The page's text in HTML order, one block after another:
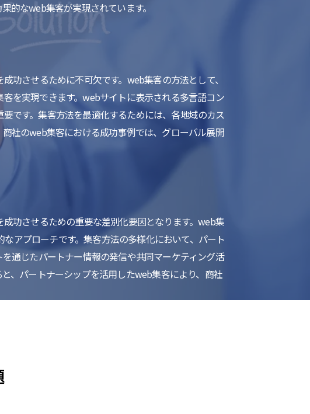
的なweb集客が実現されています。
功させるために不可欠です。web集客の方法として、
を実現できます。webサイトに表示される多言語コン
です。集客方法を最適化するためには、各地域のカス
社のweb集客における成功事例では、グローバル展開
功させるための重要な差別化要因となります。web集
アプローチです。集客方法の多様化において、パート
通じたパートナー情報の発信や共同マーケティング活
、パートナーシップを活用したweb集客により、商社